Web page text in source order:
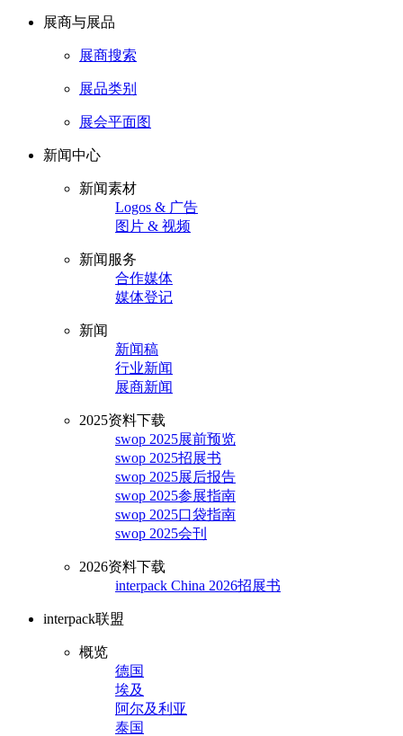
展商与展品
展商搜索
展品类别
展会平面图
新闻中心
新闻素材
Logos & 广告
图片 & 视频
新闻服务
合作媒体
媒体登记
新闻
新闻稿
行业新闻
展商新闻
2025资料下载
swop 2025展前预览
swop 2025招展书
swop 2025展后报告
swop 2025参展指南
swop 2025口袋指南
swop 2025会刊
2026资料下载
interpack China 2026招展书
interpack联盟
概览
德国
埃及
阿尔及利亚
泰国